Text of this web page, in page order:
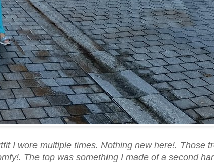
I wore multiple times. Nothing new here!. Those
The top was something I made of a second